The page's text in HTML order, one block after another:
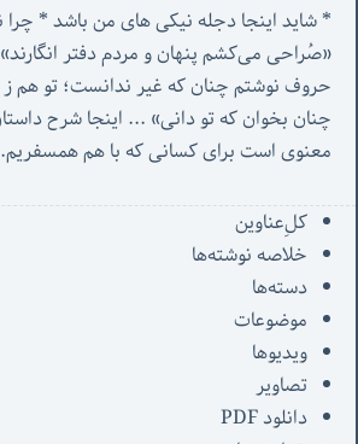
«صُراحی می‌کشم پنهان‌ و مردم‌ دفتر انگارند»... «
چنان بخوان که تو دانی» ...
معنوی است برای کسانی که با هم همسفریم.
کل‌ِعناوین
خلاصه نوشته‌ها
دسته‌ها
موضوعات
ویدیوها
تصاویر
دانلود PDF